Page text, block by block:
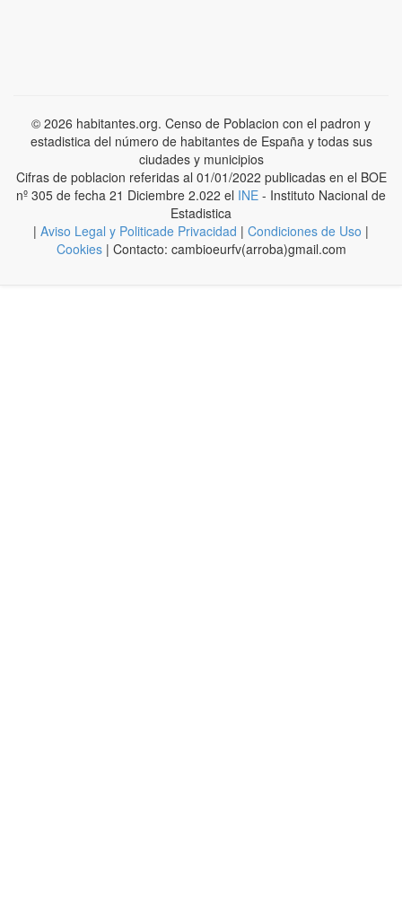
© 2026 habitantes.org. Censo de Poblacion con el padron y
estadistica del número de habitantes de España y todas sus
ciudades y municipios
Cifras de poblacion referidas al 01/01/2022 publicadas en el BOE
nº 305 de fecha 21 Diciembre 2.022 el INE - Instituto Nacional de
Estadistica
| Aviso Legal y Politicade Privacidad | Condiciones de Uso |
Cookies | Contacto: cambioeurfv(arroba)gmail.com